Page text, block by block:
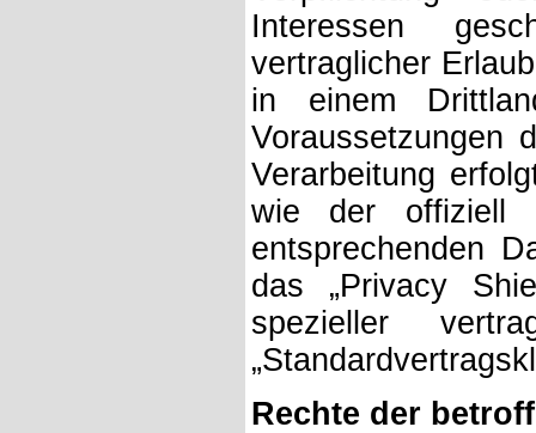
Interessen
vertraglicher
in einem
Voraussetzungen
Verarbeitung
wie der offiziell
entsprechenden
das „Privacy
spezieller
Rechte der